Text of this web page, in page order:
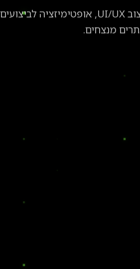
מדריכים מקצועיים, טיפים ומידע מעמיק בפיתוח אתרים, עיצוב UI/UX, אופטימיזציה לביצועים